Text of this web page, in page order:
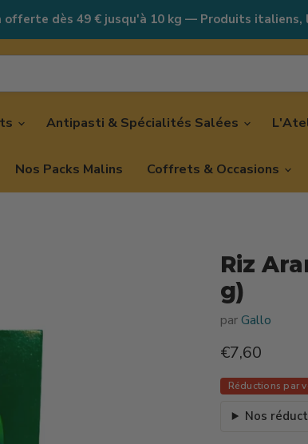
offerte dès 49 € jusqu'à 10 kg — Produits italiens,
Antipasti & Spécialités Salées
Nos Packs Malins Coffrets & Occasions
Riz
g)
parGallo
Prix actuel
€7,60
Réductions par
Nos